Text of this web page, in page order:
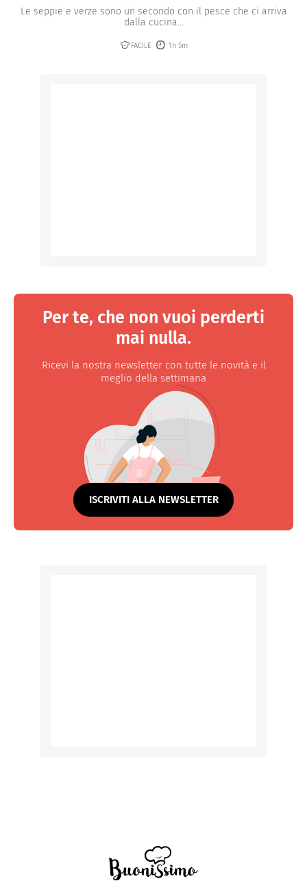
Le seppie e verze sono un secondo con il pesce che ci arriva
dalla cucina...
FACILE 1h 5m
Per te, che non vuoi perderti
mai nulla.
Ricevi la nostra newsletter con tutte le novità e il
meglio della settimana
ISCRIVITI ALLA NEWSLETTER